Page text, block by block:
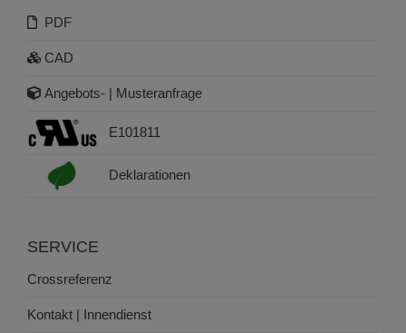
PDF
CAD
Angebots- | Musteranfrage
E101811
Deklarationen
SERVICE
Crossreferenz
Kontakt | Innendienst